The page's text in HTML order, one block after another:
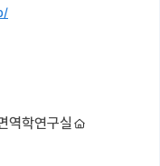
역학연구실